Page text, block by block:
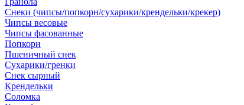
Снеки (чипсы/попкорн/сухарики/крендельки/крекер)
Чипсы весовые
Чипсы фасованные
Попкорн
Пшеничный снек
Сухарики/гренки
Снек сырный
Крендельки
Соломка